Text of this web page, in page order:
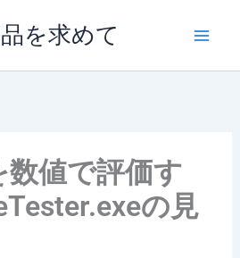
を求めて
数値で評価す
の見